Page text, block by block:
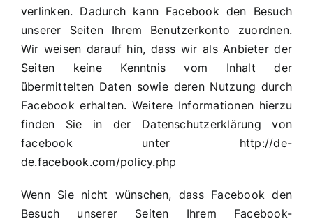
verlinken. Dadurch kann Facebook den Besuch
unserer Seiten Ihrem Benutzerkonto zuordnen.
Wir weisen darauf hin, dass wir als Anbieter der
Seiten keine Kenntnis vom Inhalt der
übermittelten Daten sowie deren Nutzung durch
Facebook erhalten. Weitere Informationen hierzu
finden Sie in der Datenschutzerklärung von
facebook unter http://de-
de.facebook.com/policy.php
Wenn Sie nicht wünschen, dass Facebook den
Besuch unserer Seiten Ihrem Facebook-